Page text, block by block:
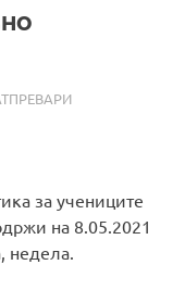
за учениците
на 8.05.2021
недела.